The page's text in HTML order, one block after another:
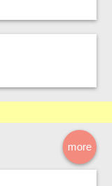
more